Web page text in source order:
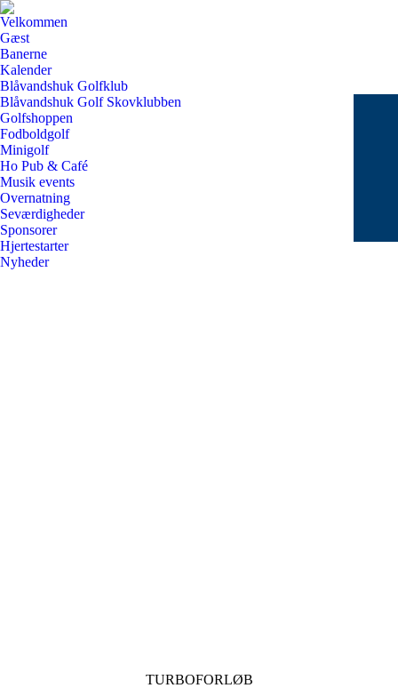
Velkommen
Gæst
Banerne
Kalender
Blåvandshuk Golfklub
Blåvandshuk Golf Skovklubben
Golfshoppen
Fodboldgolf
Minigolf
Ho Pub & Café
Musik events
Overnatning
Seværdigheder
Sponsorer
Hjertestarter
Nyheder
TURBOFORLØB